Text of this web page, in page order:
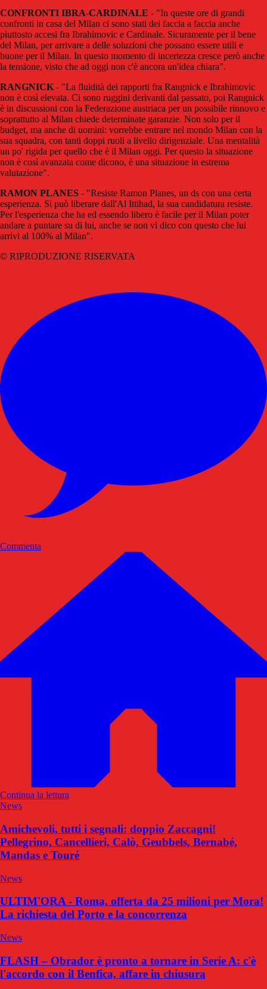
CONFRONTI IBRA-CARDINALE - "In queste ore di grandi
confronti in casa del Milan ci sono stati dei faccia a faccia anche
piuttosto accesi fra Ibrahimovic e Cardinale. Sicuramente per il bene
del Milan, per arrivare a delle soluzioni che possano essere utili e
buone per il Milan. In questo momento di incertezza cresce però anche
la tensione, visto che ad oggi non c'è ancora un'idea chiara".
RANGNICK - "La fluidità dei rapporti fra Rangnick e Ibrahimovic
non è così elevata. Ci sono ruggini derivanti dal passato, poi Rangnick
è in discussioni con la Federazione austriaca per un possibile rinnovo e
soprattutto al Milan chiede determinate garanzie. Non solo per il
budget, ma anche di uomini: vorrebbe entrare nel mondo Milan con la
sua squadra, con tanti doppi ruoli a livello dirigenziale. Una mentalità
un po' rigida per quello che è il Milan oggi. Per questo la situazione
non è così avanzata come dicono, è una situazione in estrema
valutazione".
RAMON PLANES - "Resiste Ramon Planes, un ds con una certa
esperienza. Si può liberare dall'Al Ittihad, la sua candidatura resiste.
Per l'esperienza che ha ed essendo libero è facile per il Milan poter
andare a puntare su di lui, anche se non vi dico con questo che lui
arrivi al 100% al Milan".
© RIPRODUZIONE RISERVATA
Commenta
Continua la lettura
News
Amichevoli, tutti i segnali: doppio Zaccagni!
Pellegrino, Cancellieri, Calò, Geubbels, Bernabé,
Mandas e Touré
News
ULTIM'ORA - Roma, offerta da 25 milioni per Mora!
La richiesta del Porto e la concorrenza
News
FLASH – Obrador è pronto a tornare in Serie A: c'è
l'accordo con il Benfica, affare in chiusura